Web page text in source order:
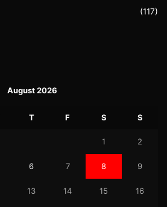
(117)
August 2026
T F S S
1 2
6 7 8 9
13 14 15 16